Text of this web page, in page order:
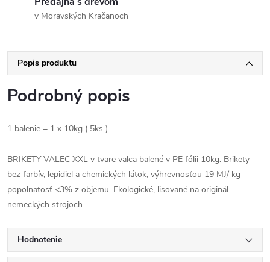
v Moravských Kračanoch
Popis produktu
Podrobný popis
1 balenie = 1 x 10kg ( 5ks ).
BRIKETY VALEC XXL v tvare valca balené v PE fólii 10kg. Brikety
bez farbív, lepidiel a chemických látok, výhrevnosťou 19 MJ/ kg
popolnatosť <3% z objemu. Ekologické, lisované na originál
nemeckých strojoch.
Hodnotenie